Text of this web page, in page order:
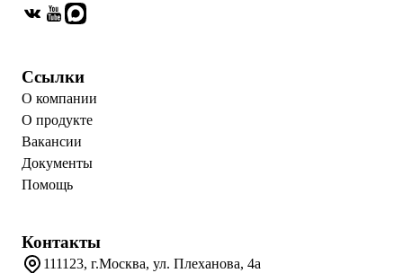
Ссылки
О компании
О продукте
Вакансии
Документы
Помощь
Контакты
111123, г.Москва, ул. Плеханова, 4а